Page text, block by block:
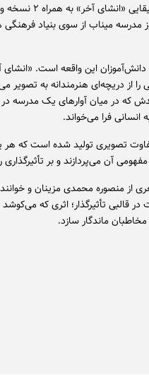
به نقل از روابط عمومی
میناب از سوی بنیاد فرهنگی
این واقعه است. «انشای
از دریچه‌ای هنرمندانه به تصویر
که در میان آوارهای یک مدرسه
فرا می‌خواند.
متفاوت تصویری تولید شده است که
آن می‌پردازند و بر تأثیرگذاری
از منصوره محمدی مزینان و
قالبی تأثیرگذار؛ اثری که می‌کوشد
ماندگار سازد.